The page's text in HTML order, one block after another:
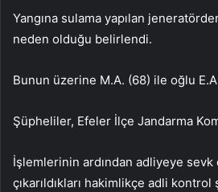
Yangına sulama yapılan jeneratörden
neden olduğu belirlendi.
Bunun üzerine M.A. (68) ile oğlu
Şüpheliler, Efeler İlçe Jandarma
İşlemlerinin ardından adliyeye
çıkarıldıkları hakimlikçe adli